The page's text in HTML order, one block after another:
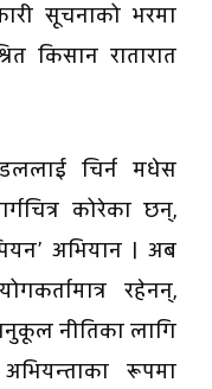
सूचनाको भरमा
किसान रातारात
चिर्न मधेस
कोरेका छन्,
अभियान । अब
रहेनन्,
नीतिका लागि
रूपमा